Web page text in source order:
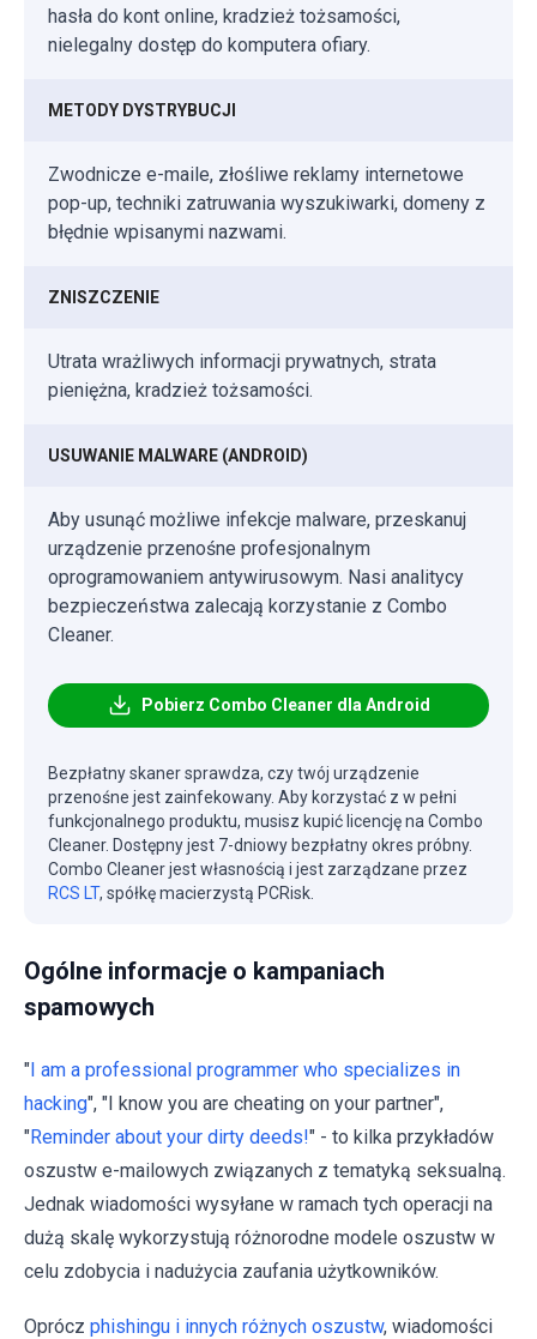
hasła do kont online, kradzież tożsamości,
nielegalny dostęp do komputera ofiary.
METODY DYSTRYBUCJI
Zwodnicze e-maile, złośliwe reklamy internetowe
pop-up, techniki zatruwania wyszukiwarki, domeny z
błędnie wpisanymi nazwami.
ZNISZCZENIE
Utrata wrażliwych informacji prywatnych, strata
pieniężna, kradzież tożsamości.
USUWANIE MALWARE (ANDROID)
Aby usunąć możliwe infekcje malware, przeskanuj
urządzenie przenośne profesjonalnym
oprogramowaniem antywirusowym. Nasi analitycy
bezpieczeństwa zalecają korzystanie z Combo
Cleaner.
Pobierz Combo Cleaner dla Android
Bezpłatny skaner sprawdza, czy twój urządzenie
przenośne jest zainfekowany. Aby korzystać z w pełni
funkcjonalnego produktu, musisz kupić licencję na Combo
Cleaner. Dostępny jest 7-dniowy bezpłatny okres próbny.
Combo Cleaner jest własnością i jest zarządzane przez
RCS LT, spółkę macierzystą PCRisk.
Ogólne informacje o kampaniach
spamowych
"I am a professional programmer who specializes in
hacking", "I know you are cheating on your partner",
"Reminder about your dirty deeds!" - to kilka przykładów
oszustw e-mailowych związanych z tematyką seksualną.
Jednak wiadomości wysyłane w ramach tych operacji na
dużą skalę wykorzystują różnorodne modele oszustw w
celu zdobycia i nadużycia zaufania użytkowników.
Oprócz phishingu i innych różnych oszustw, wiadomości